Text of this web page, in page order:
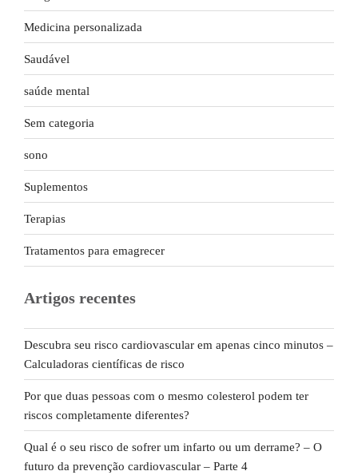
Medicina personalizada
Saudável
saúde mental
Sem categoria
sono
Suplementos
Terapias
Tratamentos para emagrecer
Artigos recentes
Descubra seu risco cardiovascular em apenas cinco minutos –
Calculadoras científicas de risco
Por que duas pessoas com o mesmo colesterol podem ter
riscos completamente diferentes?
Qual é o seu risco de sofrer um infarto ou um derrame? – O
futuro da prevenção cardiovascular – Parte 4